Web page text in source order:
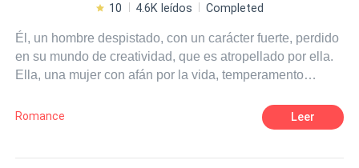
10 4.6K leídos Completed
Él, un hombre despistado, con un carácter fuerte, perdido
en su mundo de creatividad, que es atropellado por ella.
Ella, una mujer con afán por la vida, temperamento
quiere su futura pareja en ella. Una salvaje sin dirección.
¿Lograra él conocer a profundidad la mujer, que le arroya
Romance Leer